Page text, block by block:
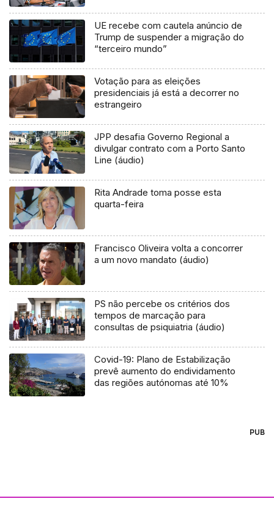
UE recebe com cautela anúncio de
Trump de suspender a migração do
“terceiro mundo”
Votação para as eleições
presidenciais já está a decorrer no
estrangeiro
JPP desafia Governo Regional a
divulgar contrato com a Porto Santo
Line (áudio)
Rita Andrade toma posse esta
quarta-feira
Francisco Oliveira volta a concorrer
a um novo mandato (áudio)
PS não percebe os critérios dos
tempos de marcação para
consultas de psiquiatria (áudio)
Covid-19: Plano de Estabilização
prevê aumento do endividamento
das regiões autónomas até 10%
PUB